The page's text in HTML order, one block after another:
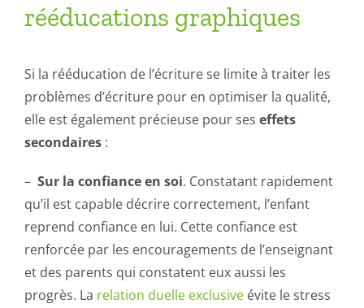
rééducations graphiques
Si la rééducation de l’écriture se limite à traiter les
problèmes d’écriture pour en optimiser la qualité,
elle est également précieuse pour ses effets
secondaires :
– Sur la confiance en soi. Constatant rapidement
qu’il est capable décrire correctement, l’enfant
reprend confiance en lui. Cette confiance est
renforcée par les encouragements de l’enseignant
et des parents qui constatent eux aussi les
progrès. La relation duelle exclusive évite le stress